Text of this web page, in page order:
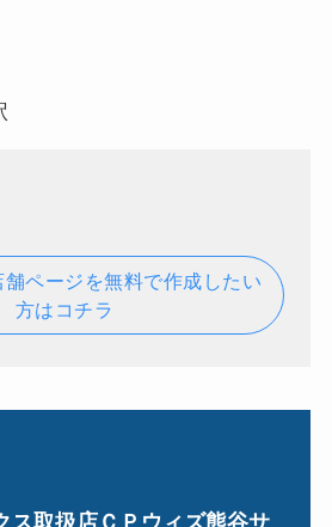
ページを無料で作成したい
方はコチラ
ス取扱店ＣＰウィズ熊谷サ